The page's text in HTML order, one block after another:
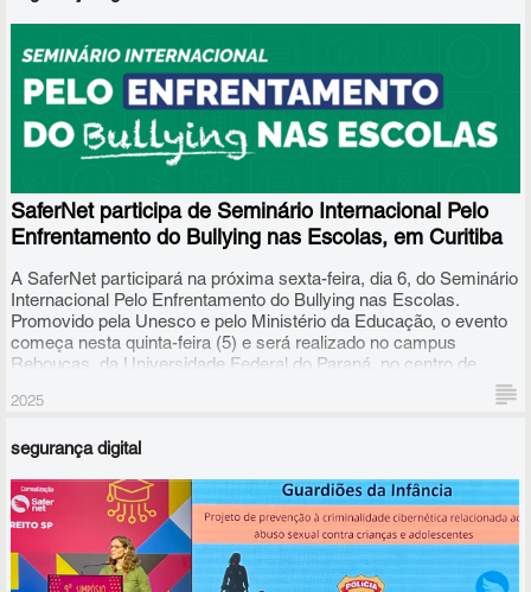
A Disciplina de Cidadania Digital, da SaferNet, que pode ser
aplicada no Ensino Médio e Fundamental, foi destaque na
primeira rodada do evento, nesta segunda (14), em Maceió, e
estará em evidência novamente nesta terça-feira (15) na edição
de Arapiraca, no agreste alagoano.
SaferNet participa de Seminário Internacional Pelo
Enfrentamento do Bullying nas Escolas, em Curitiba
A SaferNet participará na próxima sexta-feira, dia 6, do Seminário
Internacional Pelo Enfrentamento do Bullying nas Escolas.
Promovido pela Unesco e pelo Ministério da Educação, o evento
começa nesta quinta-feira (5) e será realizado no campus
Rebouças, da Universidade Federal do Paraná, no centro de
2025
segurança digital